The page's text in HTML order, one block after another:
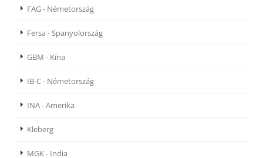
FAG - Németország
Fersa - Spanyolország
GBM - Kína
IB-C - Németország
INA - Amerika
Kleberg
MGK - India